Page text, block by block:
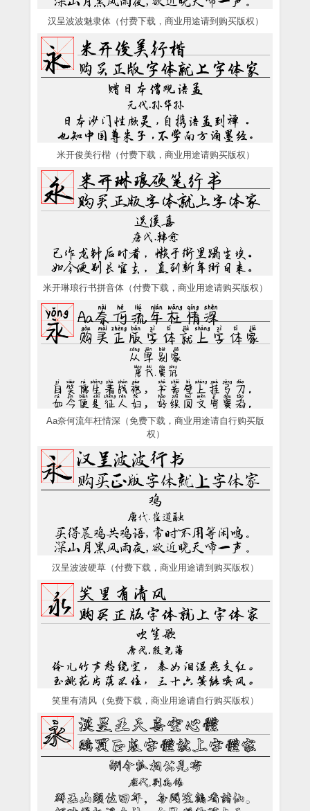
汉呈波波魅隶体（付费下载，商业用途请到购买版权）
米开俊美行楷（付费下载，商业用途请购买版权）
米开琳琅行书拼音体（付费下载，商业用途请购买版权）
Aa奈何流年枉情深（免费下载，商业用途请自行购买版
权）
汉呈波波硬草（付费下载，商业用途请到购买版权）
笑里有清风（免费下载，商业用途请自行购买版权）